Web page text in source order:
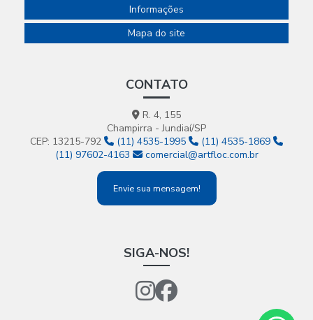
Informações
Mapa do site
CONTATO
R. 4, 155
Champirra - Jundiaí/SP
CEP: 13215-792
(11) 4535-1995
(11) 4535-1869
(11) 97602-4163
comercial@artfloc.com.br
Envie sua mensagem!
SIGA-NOS!